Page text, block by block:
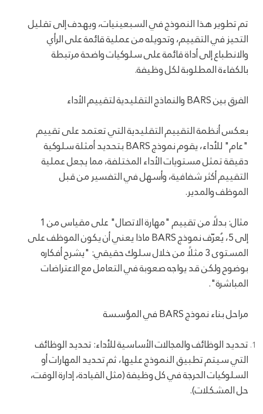
تم تطوير هذا النموذج في السبعينيات، ويهدف إلى تقليل
التحيز في التقييم، وتحويله من عملية قائمة على الرأي
والانطباع إلى أداة قائمة على سلوكيات واضحة مرتبطة
بالكفاءة المطلوبة لكل وظيفة.
الفرق بين BARS والنماذج التقليدية لتقييم الأداء
بعكس أنظمة التقييم التقليدية التي تعتمد على تقييم
"عام" للأداء، يقوم نموذج BARS بتحديد أمثلة سلوكية
دقيقة تمثل مستويات الأداء المختلفة، مما يجعل عملية
التقييم أكثر شفافية، وأسهل في التفسير من قبل
الموظف والمدير.
مثال: بدلًا من تقييم "مهارة الاتصال" على مقياس من 1
إلى 5، يُعرّف نموذج BARS ماذا يعني أن يكون الموظف على
المستوى 3 مثلًا من خلال سلوك حقيقي: "يشرح أفكاره
بوضوح ولكن قد يواجه صعوبة في التعامل مع الاعتراضات
المباشرة".
مراحل بناء نموذج BARS في المؤسسة
تحديد الوظائف والمجالات الأساسية للأداء: تحديد الوظائف
التي سيتم تطبيق النموذج عليها، ثم تحديد المهارات أو
السلوكيات الحرجة في كل وظيفة (مثل القيادة، إدارة الوقت،
حل المشكلات).